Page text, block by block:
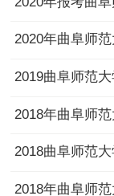
2018年曲阜师